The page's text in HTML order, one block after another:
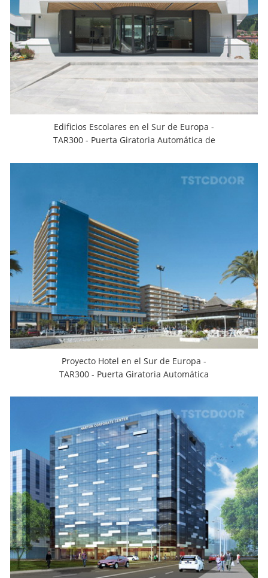
Edificios Escolares en el Sur de Europa -
TAR300 - Puerta Giratoria Automática de
Proyecto Hotel en el Sur de Europa -
TAR300 - Puerta Giratoria Automática